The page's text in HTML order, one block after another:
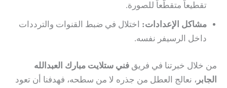
تقطيعاً متقطّعاً للصورة.
مشاكل الإعدادات: اختلال في ضبط القنوات والترددات
داخل الرسيفر نفسه.
من خلال خبرتنا في فريق فني ستلايت مبارك العبدالله
الجابر ، نعالج العطل من جذره لا من سطحه، فهدفنا أن تعود